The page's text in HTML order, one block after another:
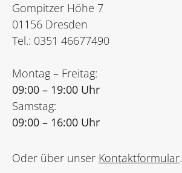
Gompitzer Höhe 7
01156 Dresden
Tel.: 0351 46677490
Montag – Freitag:
09:00 – 19:00 Uhr
Samstag:
09:00 – 16:00 Uhr
Oder über unser Kontaktformular.